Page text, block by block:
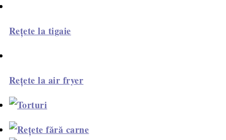
Rețete la tigaie
Rețete la air fryer